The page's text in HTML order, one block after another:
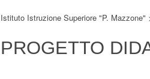
Istituto Istruzione Superiore "P. Mazzone"
PROGETTO